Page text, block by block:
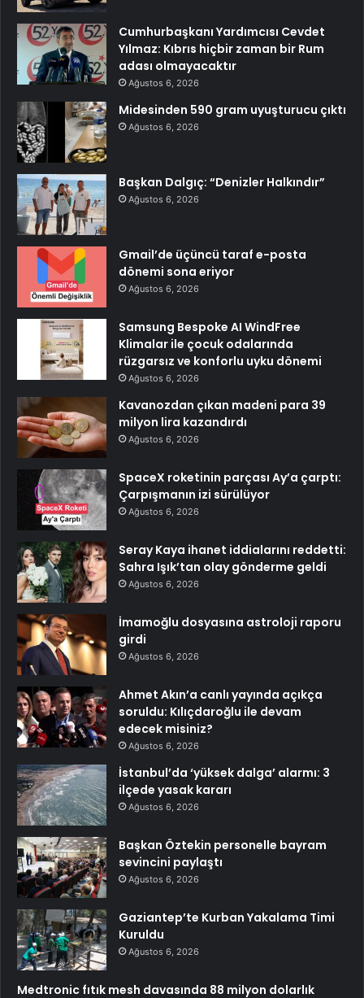
Cumhurbaşkanı Yardımcısı Cevdet
Yılmaz: Kıbrıs hiçbir zaman bir Rum
adası olmayacaktır
Ağustos 6, 2026
Midesinden 590 gram uyuşturucu çıktı
Ağustos 6, 2026
Başkan Dalgıç: “Denizler Halkındır”
Ağustos 6, 2026
Gmail’de üçüncü taraf e-posta
dönemi sona eriyor
Ağustos 6, 2026
Samsung Bespoke AI WindFree
Klimalar ile çocuk odalarında
rüzgarsız ve konforlu uyku dönemi
Ağustos 6, 2026
Kavanozdan çıkan madeni para 39
milyon lira kazandırdı
Ağustos 6, 2026
SpaceX roketinin parçası Ay’a çarptı:
Çarpışmanın izi sürülüyor
Ağustos 6, 2026
Seray Kaya ihanet iddialarını reddetti:
Sahra Işık’tan olay gönderme geldi
Ağustos 6, 2026
İmamoğlu dosyasına astroloji raporu
girdi
Ağustos 6, 2026
Ahmet Akın’a canlı yayında açıkça
soruldu: Kılıçdaroğlu ile devam
edecek misiniz?
Ağustos 6, 2026
İstanbul’da ‘yüksek dalga’ alarmı: 3
ilçede yasak kararı
Ağustos 6, 2026
Başkan Öztekin personelle bayram
sevincini paylaştı
Ağustos 6, 2026
Gaziantep’te Kurban Yakalama Timi
Kuruldu
Ağustos 6, 2026
Medtronic fıtık mesh davasında 88 milyon dolarlık